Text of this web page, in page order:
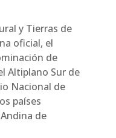
y Tierras de
oficial, el
de
Altiplano Sur de
Nacional de
países
de